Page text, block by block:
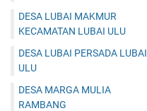
DESA LUBAI MAKMUR
KECAMATAN LUBAI ULU
DESA LUBAI PERSADA LUBAI
ULU
DESA MARGA MULIA
RAMBANG